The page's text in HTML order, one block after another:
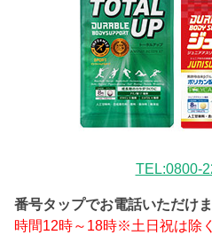
TEL:0800-
番号タップでお電話いただけま
時間12時～18時※土日祝は除く